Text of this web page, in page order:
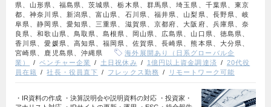
県、山形県、福島県、茨城県、栃木県、群馬県、埼玉県、千葉県、東京
都、神奈川県、新潟県、富山県、石川県、福井県、山梨県、長野県、岐
阜県、静岡県、愛知県、三重県、滋賀県、京都府、大阪府、兵庫県、奈
良県、和歌山県、鳥取県、島根県、岡山県、広島県、山口県、徳島県、
香川県、愛媛県、高知県、福岡県、佐賀県、長崎県、熊本県、大分県、
宮崎県、鹿児島県、沖縄県
海外展開あり（日系グローバル企
業）
ベンチャー企業 土日祝休み 1億円以上資金調達済
20代役
員在籍
社長・役員直下 フレックス勤務 リモートワーク可能
・IR資料の作成 ・決算説明会や説明資料の対応 ・投資家・